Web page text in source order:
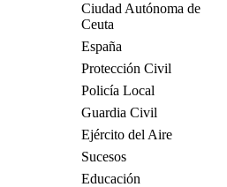
Ciudad Autónoma de
Ceuta
España
Protección Civil
Policía Local
Guardia Civil
Ejército del Aire
Sucesos
Educación